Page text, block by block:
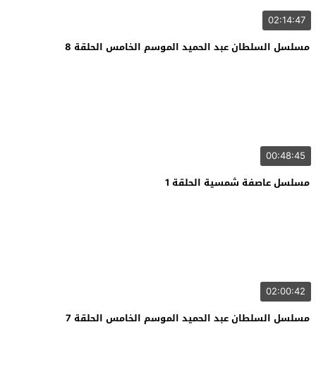
02:14:47
مسلسل السلطان عبد الحميد الموسم الخامس الحلقة 8
00:48:45
مسلسل عاصفة شمسية الحلقة 1
02:00:42
مسلسل السلطان عبد الحميد الموسم الخامس الحلقة 7